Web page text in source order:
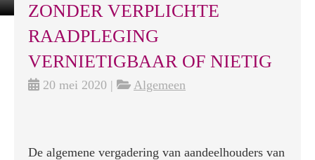
ZONDER VERPLICHTE
RAADPLEGING
VERNIETIGBAAR OF NIETIG
20 mei 2020 | Algemeen
De algemene vergadering van aandeelhouders van